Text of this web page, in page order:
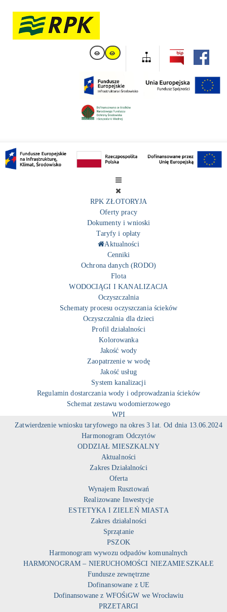
RPK ZŁOTORYJA
Oferty pracy
Dokumenty i wnioski
Taryfy i opłaty
Aktualności
Cenniki
Ochrona danych (RODO)
Flota
WODOCIĄGI I KANALIZACJA
Oczyszczalnia
Schematy procesu oczyszczania ścieków
Oczyszczalnia dla dzieci
Profil działalności
Kolorowanka
Jakość wody
Zaopatrzenie w wodę
Jakość usług
System kanalizacji
Regulamin dostarczania wody i odprowadzania ścieków
Schemat zestawu wodomierzowego
WPI
Zatwierdzenie wniosku taryfowego na okres 3 lat. Od dnia 13.06.2024
Harmonogram Odczytów
ODDZIAŁ MIESZKALNY
Aktualności
Zakres Działalności
Oferta
Wynajem Rusztowań
Realizowane Inwestycje
ESTETYKA I ZIELEŃ MIASTA
Zakres działalności
Sprzątanie
PSZOK
Harmonogram wywozu odpadów komunalnych
HARMONOGRAM – NIERUCHOMOŚCI NIEZAMIESZKAŁE
Fundusze zewnętrzne
Dofinansowane z UE
Dofinansowane z WFOŚiGW we Wrocławiu
PRZETARGI